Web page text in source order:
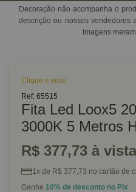
Decoração não acompanha o
descrição ou nossos vendedores
Imagens
Clique e veja!
Ref: 65515
Fita Led Loox5
3000K 5 Metros
R$ 377,73 à vista
1x de R$ 377,73 no cartão de
Ganhe 10% de desconto no Pix